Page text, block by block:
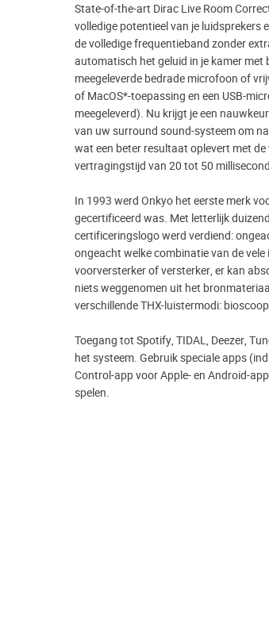
State-of-the-art Dirac Live Room
volledige potentieel van je luidsprekers
de volledige frequentieband zonder
automatisch het geluid in je kamer met
meegeleverde bedrade microfoon of
of MacOS*-toepassing en een USB-
meegeleverd). Nu krijgt je een
van uw surround sound-systeem om
wat een beter resultaat oplevert met
vertragingstijd van 20 tot 50
In 1993 werd Onkyo het eerste merk
gecertificeerd was. Met letterlijk
certificeringslogo werd verdiend:
ongeacht welke combinatie van de
voorversterker of versterker, er kan
niets weggenomen uit het
verschillende THX-luistermodi:
Toegang tot Spotify, TIDAL, Deezer,
het systeem. Gebruik speciale apps
Control-app voor Apple- en Android-
spelen.